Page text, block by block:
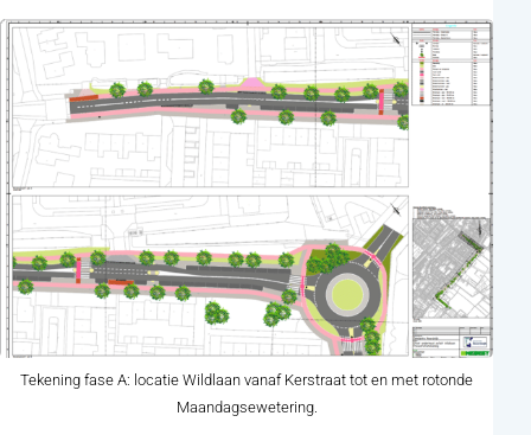
Tekening fase A: locatie Wildlaan vanaf Kerstraat tot en met rotonde
Maandagsewetering.